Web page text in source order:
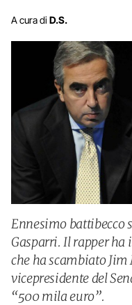
A cura di D.S.
Ennesimo battibecco
Gasparri. Il rapper
che ha scambiato
vicepresidente del
“500 mila euro”.